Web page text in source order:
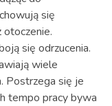
się
się odrzucenia.
wiele
Postrzega się je
tempo pracy bywa